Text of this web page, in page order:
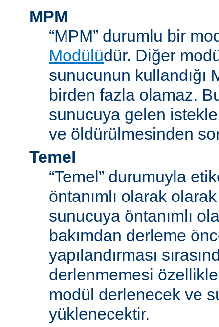
MPM
“MPM” durumlu bir
Modülüdür. Diğer
sunucunun kullandığı
birden fazla olamaz.
sunucuya gelen
ve öldürülmesinden
Temel
“Temel” durumuyla
öntanımlı olarak
sunucuya öntanımlı
bakımdan derleme
yapılandırması
derlenmemesi
modül derlenecek ve
yüklenecektir.